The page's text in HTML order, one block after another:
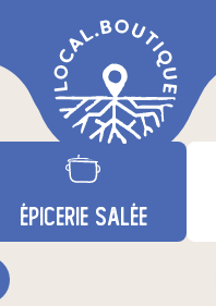
ÉPICERIE SALÉE